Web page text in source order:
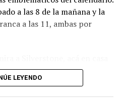
+ 1 vuelta)
Race
Nacional
Nacional
(Grupo libre elección)
3
/ Motorplay
a las 8 de la mañana y la
a las 11, ambas por
para no despegar los
Ciudad de Río Cuarto. El
Renault Plus reúnen siete
LEYENDO